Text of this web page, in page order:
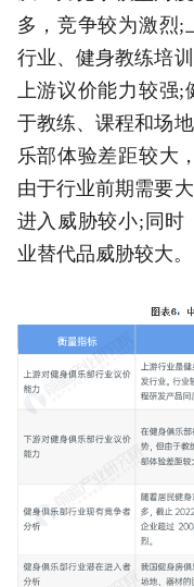
多，竞争较为激烈;
行业、健身教练培
上游议价能力较强;
于教练、课程和场
乐部体验差距较大
由于行业前期需要
进入威胁较小;同时
业替代品威胁较大。